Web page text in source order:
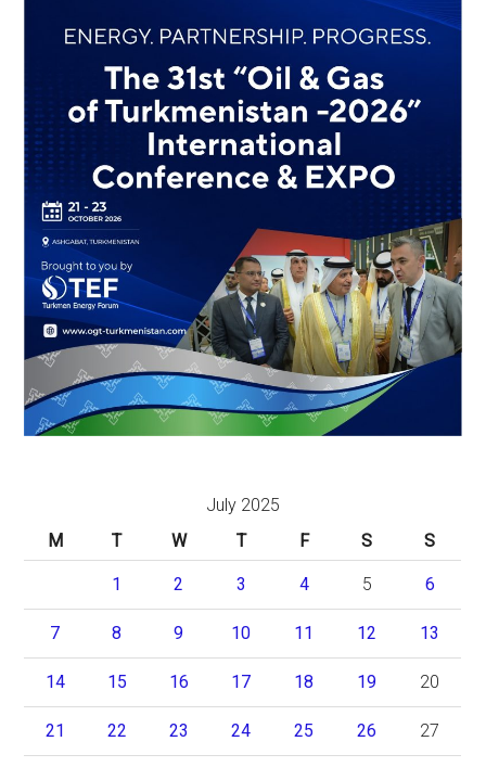
July 2025
M
T W T F S S
1 2 3 4 5 6
7 8 9 10 11 12 13
14 15 16 17 18 19 20
21 22 23 24 25 26 27